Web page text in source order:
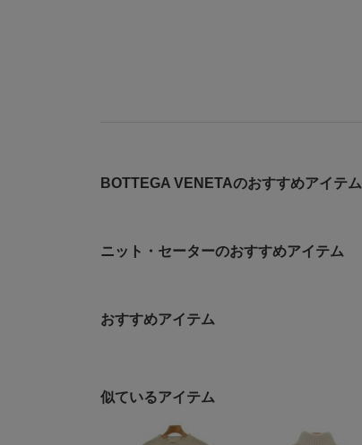
BOTTEGA VENETAのおすすめアイテム
ニット・セーターのおすすめアイテム
おすすめアイテム